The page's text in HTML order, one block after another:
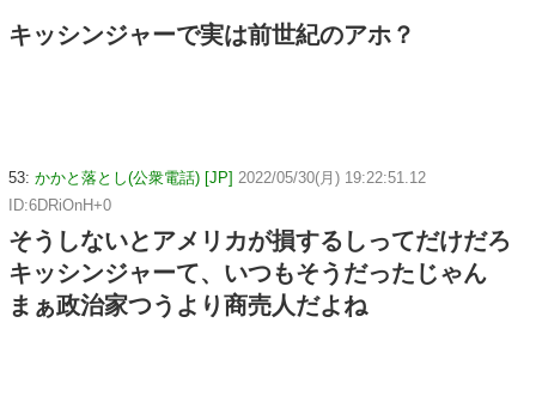
キッシンジャーで実は前世紀のアホ？
53: かかと落とし(公衆電話) [JP] 2022/05/30(月) 19:22:51.12
ID:6DRiOnH+0
そうしないとアメリカが損するしってだけだろ
キッシンジャーて、いつもそうだったじゃん
まぁ政治家つうより商売人だよね